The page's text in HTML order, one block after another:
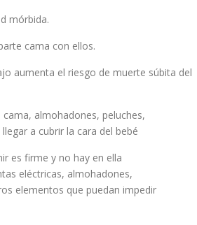
mórbida.
cama con ellos.
aumenta el riesgo de muerte súbita del
almohadones, peluches,
a cubrir la cara del bebé
es firme y no hay en ella
eléctricas, almohadones,
elementos que puedan impedir